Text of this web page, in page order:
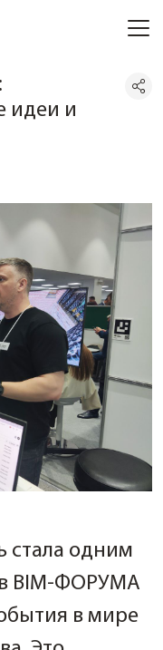
идеи и
стала одним
BIM-ФОРУМА
в мире